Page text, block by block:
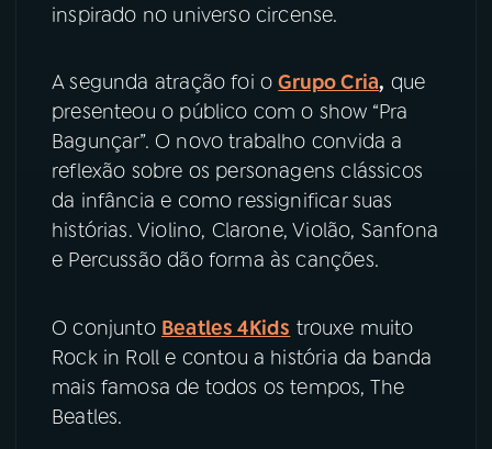
inspirado no universo circense.
A segunda atração foi oGrupo Cria, que
presenteou o público com o show “Pra
Bagunçar”. O novo trabalho convida a
reflexão sobre os personagens clássicos
da infância e como ressignificar suas
histórias. Violino, Clarone, Violão, Sanfona
e Percussão dão forma às canções.
O conjunto Beatles 4Kids trouxe muito
Rock in Roll e contou a história da banda
mais famosa de todos os tempos, The
Beatles.